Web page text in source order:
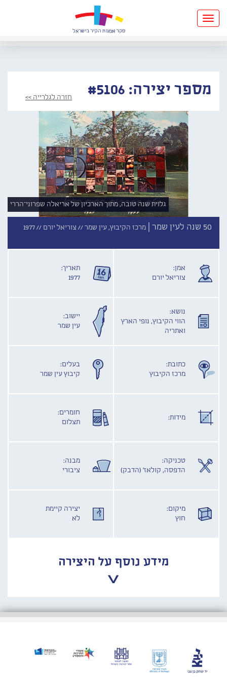
Toggle
navigation
מספר יצירה: #5106 חזרה לגלרייה >>
גלוית שנה טובה, מתוך הארכיון של אריאלה שפרוני־הררי
50 שנה לעין שמר | מרכז הקיבוץ, עין שמר // צוריאל יורם //1977
אמן:
צוריאל יורם
תאריך:
1977
נושא:
הווי הקיבוץ, נופי הארץ
ואתריה
יישוב:
עין שמר
כתובת:
מרכז הקיבוץ
בעלים:
קיבוץ עין שמר
מידות:
חומרים:
תצלום
טכניקה:
הדפסה, קולאז' (הדבק)
מבנה:
ציבורי
מיקום:
חוץ
יצירה קיימת
לא
מידע נוסף על היצירה